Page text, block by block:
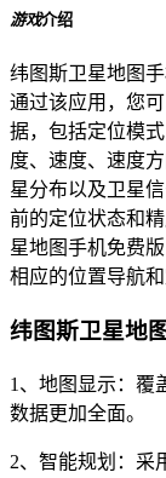
游戏介绍
纬图斯卫星地图
通过该应用，您
据，包括定位模
度、速度、速度
星分布以及卫星
前的定位状态和
星地图手机免费
相应的位置导航和
纬图斯卫星地
1、地图显示：覆
数据更加全面。
2、智能规划：采